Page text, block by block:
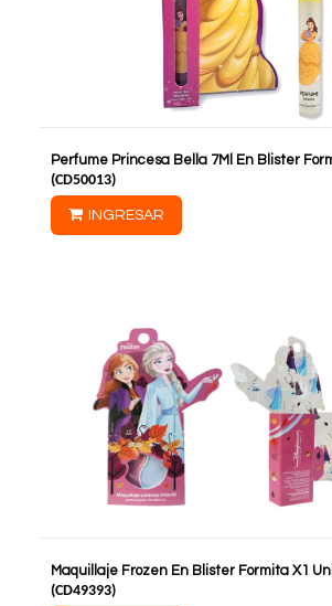
Perfume Princesa Bella 7Ml En Blister
(CD50013)
INGRESAR
Maquillaje Frozen En Blister Formita X1
(CD49393)